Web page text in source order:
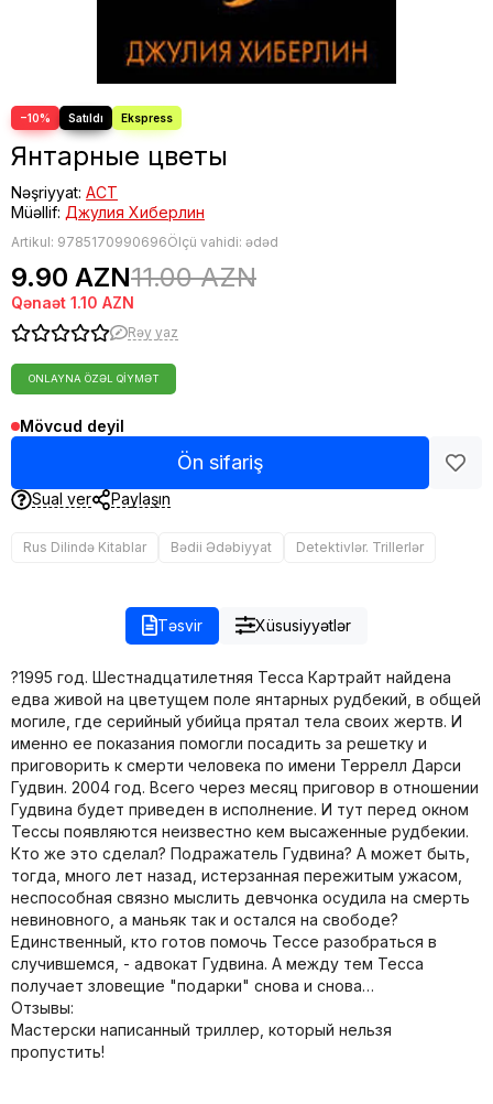
−10%
Янтарные цветы
Nəşriyyat: АСТ
Müəllif: Джулия Хиберлин
Artikul: 9785170990696Ölçü vahidi: ədəd
9.90 AZN11.00 AZN
Qənaət 1.10 AZN
Rəy yaz
ONLAYNA ÖZƏL QIYMƏT
Mövcud deyil
Ön sifariş
Sual ver Paylaşın
Rus Dilində Kitablar Bədii Ədəbiyyat Detektivlər. Trillerlər
Təsvir Xüsusiyyətlər
?1995 год. Шестнадцатилетняя Тесса Картрайт найдена
едва живой на цветущем поле янтарных рудбекий, в общей
могиле, где серийный убийца прятал тела своих жертв. И
именно ее показания помогли посадить за решетку и
приговорить к смерти человека по имени Террелл Дарси
Гудвин. 2004 год. Всего через месяц приговор в отношении
Гудвина будет приведен в исполнение. И тут перед окном
Тессы появляются неизвестно кем высаженные рудбекии.
Кто же это сделал? Подражатель Гудвина? А может быть,
тогда, много лет назад, истерзанная пережитым ужасом,
неспособная связно мыслить девчонка осудила на смерть
невиновного, а маньяк так и остался на свободе?
Единственный, кто готов помочь Тессе разобраться в
случившемся, - адвокат Гудвина. А между тем Тесса
получает зловещие "подарки" снова и снова…
Отзывы:
Мастерски написанный триллер, который нельзя
пропустить!